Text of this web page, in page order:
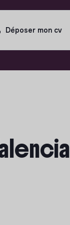
Déposer mon cv